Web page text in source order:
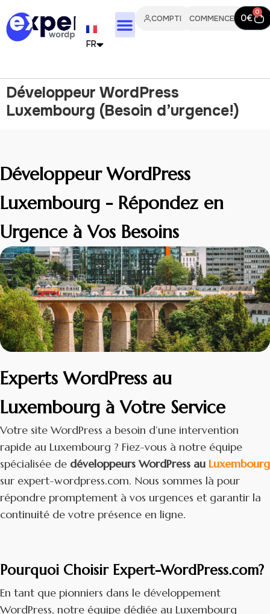
FR
IT
DE
COMPTE COMMENCER 0€ 0
Développeur WordPress
Luxembourg (Besoin d’urgence!)
Développeur WordPress
Luxembourg - Répondez en
Urgence à Vos Besoins
Experts WordPress au
Luxembourg à Votre Service
Votre site WordPress a besoin d’une intervention
rapide au Luxembourg ? Fiez-vous à notre équipe
spécialisée de développeurs WordPress au Luxembourg
sur expert-wordpress.com. Nous sommes là pour
répondre promptement à vos urgences et garantir la
continuité de votre présence en ligne.
Pourquoi Choisir Expert-WordPress.com?
En tant que pionniers dans le développement
WordPress, notre équipe dédiée au Luxembourg